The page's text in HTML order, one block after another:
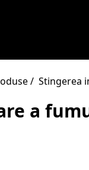
/ Stingerea
a